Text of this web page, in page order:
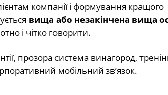
компанії і формування кращого
вища або незакінчена вища
і чітко говорити.
прозора система винагород,
мобільний зв’язок.